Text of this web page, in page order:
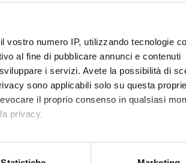
vostro numero IP, utilizzando tecnologie
al fine di pubblicare annunci e contenuti
i servizi. Avete la possibilità di
sono applicabili solo su questa
il proprio consenso in qualsiasi
privacy.
di qualche metro,
(final report GEV and ANVUR, http://
to (Area 11b).
di Psichiatria
P.le L.A. Scuro 10, 37134 Verona